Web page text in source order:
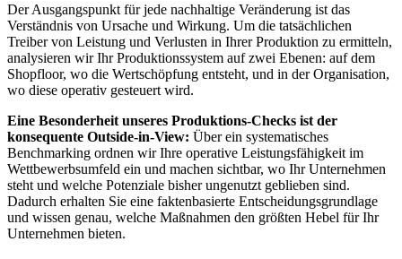
Der Ausgangspunkt für jede nachhaltige Veränderung ist das
Verständnis von Ursache und Wirkung. Um die tatsächlichen
Treiber von Leistung und Verlusten in Ihrer Produktion zu ermitteln,
analysieren wir Ihr Produktionssystem auf zwei Ebenen: auf dem
Shopfloor, wo die Wertschöpfung entsteht, und in der Organisation,
wo diese operativ gesteuert wird.
Eine Besonderheit unseres Produktions-Checks ist der
konsequente Outside-in-View: Über ein systematisches
Benchmarking ordnen wir Ihre operative Leistungsfähigkeit im
Wettbewerbsumfeld ein und machen sichtbar, wo Ihr Unternehmen
steht und welche Potenziale bisher ungenutzt geblieben sind.
Dadurch erhalten Sie eine faktenbasierte Entscheidungsgrundlage
und wissen genau, welche Maßnahmen den größten Hebel für Ihr
Unternehmen bieten.